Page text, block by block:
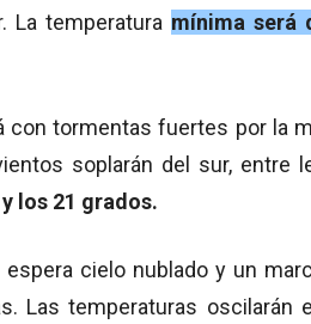
La temperatura mínima será
con tormentas fuertes por la
soplarán del sur, entre
y los 21 grados.
espera cielo nublado y un
Las temperaturas oscilarán